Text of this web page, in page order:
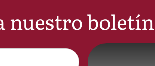
nuestro boletín